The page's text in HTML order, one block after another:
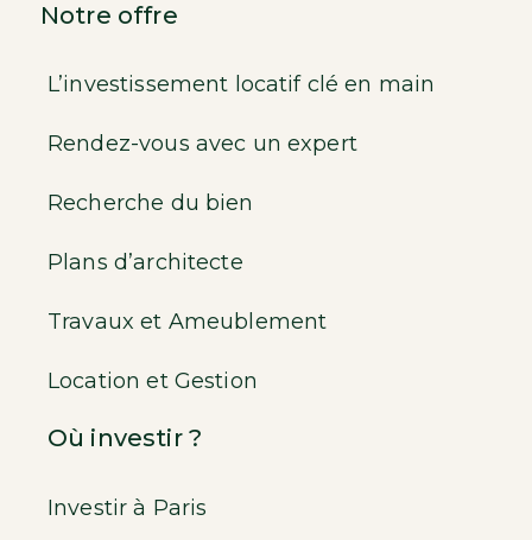
Notre offre
L’investissement locatif clé en main
Rendez-vous avec un expert
Recherche du bien
Plans d’architecte
Travaux et Ameublement
Location et Gestion
Où investir ?
Investir à Paris